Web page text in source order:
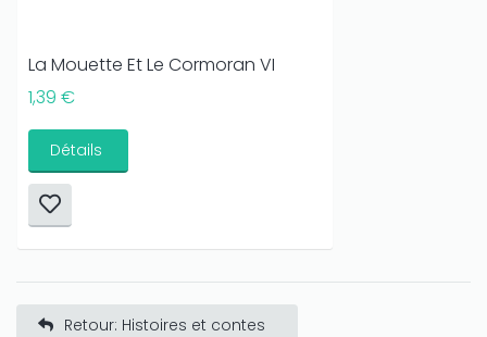
La Mouette Et Le Cormoran VI
1,39 €
Détails
Retour: Histoires et contes